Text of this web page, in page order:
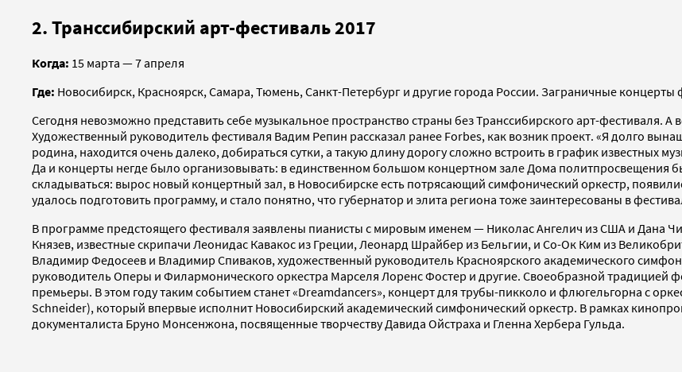
2. Транссибирский арт-фестиваль 2017
Когда: 15 марта — 7 апреля
Где: Новосибирск, Красноярск, Самара, Тюмень, Санкт-Петербург и другие города России. Заграничные
Сегодня невозможно представить себе музыкальное пространство страны без Транссибирского арт-фестиваля. А
Художественный руководитель фестиваля Вадим Репин рассказал ранее Forbes, как возник проект. «Я долго
родина, находится очень далеко, добираться сутки, а такую длину дорогу сложно встроить в график известных
Да и концерты негде было организовывать: в единственном большом концертном зале Дома политпросвещения
складываться: вырос новый концертный зал, в Новосибирске есть потрясающий симфонический оркестр,
удалось подготовить программу, и стало понятно, что губернатор и элита региона тоже заинтересованы в
В программе предстоящего фестиваля заявлены пианисты с мировым именем — Николас Ангелич из США и Дана
Князев, известные скрипачи Леонидас Кавакос из Греции, Леонард Шрайбер из Бельгии, и Со-Ок Ким из
Владимир Федосеев и Владимир Спиваков, художественный руководитель Красноярского академического
руководитель Оперы и Филармонического оркестра Марселя Лоренс Фостер и другие. Своеобразной традицией
премьеры. В этом году таким событием станет «Dreamdancers», концерт для трубы-пикколо и флюгельгорна с
Schneider), который впервые исполнит Новосибирский академический симфонический оркестр. В рамках
документалиста Бруно Монсенжона, посвященные творчеству Давида Ойстраха и Гленна Хербера Гульда.